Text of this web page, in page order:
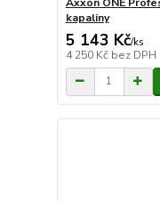
kapaliny
5 143 Kč/ks
4 250 Kč bez DPH